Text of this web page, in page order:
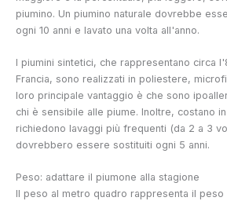
piumino. Un piumino naturale dovrebbe
ogni 10 anni e lavato una volta all'anno.
I piumini sintetici, che rappresentano circa
Francia, sono realizzati in poliestere,
loro principale vantaggio è che sono
chi è sensibile alle piume. Inoltre, costano
richiedono lavaggi più frequenti (da 2 a 3
dovrebbero essere sostituiti ogni 5 anni.
Peso: adattare il piumone alla stagione
Il peso al metro quadro rappresenta il peso